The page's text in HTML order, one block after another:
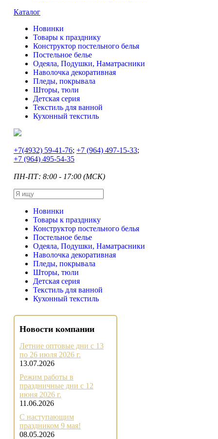
Каталог
Новинки
Товары к празднику
Конструктор постельного белья
Постельное белье
Одеяла, Подушки, Наматрасники
Наволочка декоративная
Пледы, покрывала
Шторы, тюли
Детская серия
Текстиль для ванной
Кухонный текстиль
+7(4932) 59-41-76; +7 (964) 497-15-33;
+7 (964) 495-54-35
ПН-ПТ: 8:00 - 17:00 (МСК)
Новинки
Товары к празднику
Конструктор постельного белья
Постельное белье
Одеяла, Подушки, Наматрасники
Наволочка декоративная
Пледы, покрывала
Шторы, тюли
Детская серия
Текстиль для ванной
Кухонный текстиль
Новости компании
Летние оптовые дни с 13
по 26 июля 2026 г.
13.07.2026
Режим работы в
праздничные дни с 12
июня 2026 г.
11.06.2026
С наступающим
праздником 9 мая!
08.05.2026